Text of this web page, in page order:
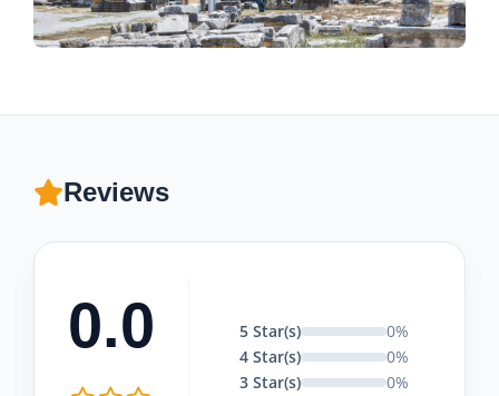
Reviews
0.0 5 Star(s)
0%
4 Star(s)
0%
3 Star(s)
0%